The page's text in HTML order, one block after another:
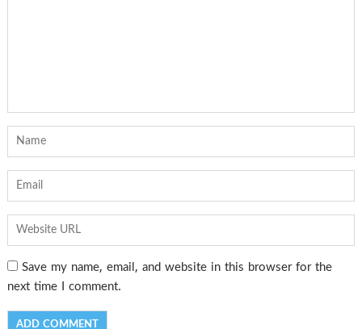
Save my name, email, and website in this browser for the
next time I comment.